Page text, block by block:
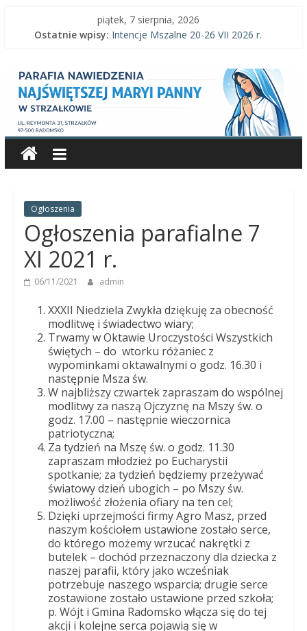
piątek, 7 sierpnia, 2026
Ostatnie wpisy: Intencje Mszalne 20-26 VII 2026 r.
Intencje Mszalne 27 VII-2 VIII 2026 r.
Ogłoszenia parafialne 26 VII 2026 r.
Parafia
Nawiedzenia
Najświętszej
Panny
Parafia
Nawiedzenia
Najświętszej
Panny
Strzałkowie
Ogłoszenia
Ogłoszenia parafialne 7
XI 2021 r.
06/11/2021 admin
XXXII Niedziela Zwykła dziękuję za obecność
modlitwę i świadectwo wiary;
Trwamy w Oktawie Uroczystości Wszystkich
świętych – do wtorku różaniec z
wypominkami oktawalnymi o godz. 16.30 i
następnie Msza św.
W najbliższy czwartek zapraszam do wspólnej
modlitwy za naszą Ojczyznę na Mszy św. o
godz. 17.00 – następnie wieczornica
patriotyczna;
Za tydzień na Mszę św. o godz. 11.30
zapraszam młodzież po Eucharystii
spotkanie; za tydzień będziemy przeżywać
światowy dzień ubogich – po Mszy św.
możliwość złożenia ofiary na ten cel;
Dzięki uprzejmości firmy Agro Masz, przed
naszym kościołem ustawione zostało serce,
do którego możemy wrzucać nakrętki z
butelek – dochód przeznaczony dla dziecka z
naszej parafii, który jako wcześniak
potrzebuje naszego wsparcia; drugie serce
zostawione zostało ustawione przed szkoła;
p. Wójt i Gmina Radomsko włącza się do tej
akcji i kolejne serca pojawią się w